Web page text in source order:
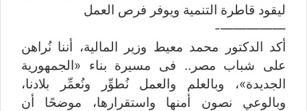
ليقود قاطرة التنمية ويوفر فرص العمل
—————-
أكد الدكتور محمد معيط وزير المالية، أننا نُراهن
على شباب مصر.. فى مسيرة بناء «الجمهورية
الجديدة»، وبالعلم والعمل نُطوِّر ونُعمِّر بلادنا،
وبالوعي نصون أمنها واستقرارها، موضحًا أن